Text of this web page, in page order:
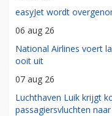
easyJet wordt
06 aug 26
National Airlines voert
ooit uit
07 aug 26
Luchthaven Luik krijgt
passagiersvluchten